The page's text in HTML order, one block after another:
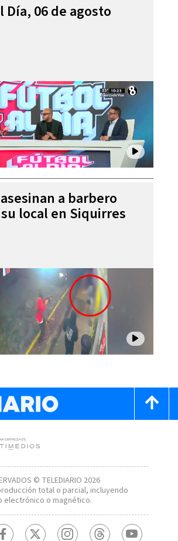
Día, 06 de agosto
a barbero
local en Siquirres
© TELEDIARIO 2026
total o parcial, incluyendo
electrónico o magnético.